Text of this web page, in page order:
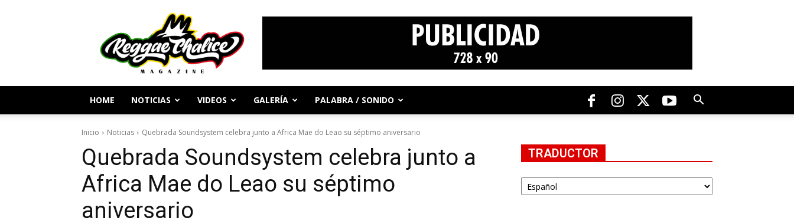
Periodismo
y
Cultura
Reggae
HOME NOTICIAS VIDEOS GALERÍA PALABRA / SONIDO
Inicio Noticias Quebrada Soundsystem celebra junto a Africa Mae do Leao su séptimo aniversario
Quebrada Soundsystem celebra junto a
Africa Mae do Leao su séptimo
aniversario
TRADUCTOR